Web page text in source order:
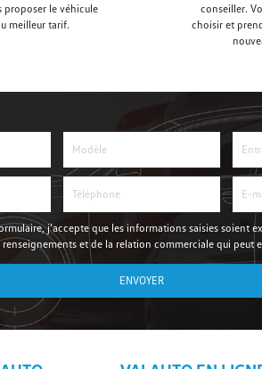
proposer le véhicule
meilleur tarif.
conseiller.
choisir et
j’accepte que les informations saisies soient
et de la relation commerciale qui peut
ENVOYER